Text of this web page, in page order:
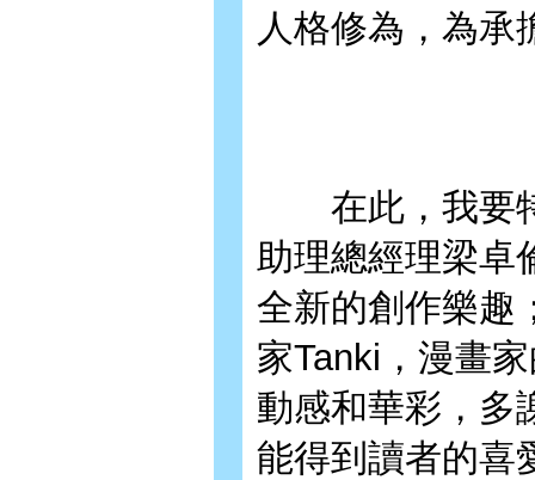
人格修為，為承
在此，我要特
助理總經理梁卓
全新的創作樂趣
家Tanki，漫畫
動感和華彩，多
能得到讀者的喜